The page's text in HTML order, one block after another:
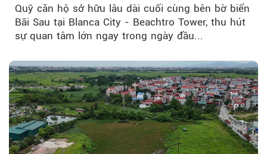
Quỹ căn hộ sở hữu lâu dài cuối cùng bên bờ biển
Bãi Sau tại Blanca City - Beachtro Tower, thu hút
sự quan tâm lớn ngay trong ngày đầu...